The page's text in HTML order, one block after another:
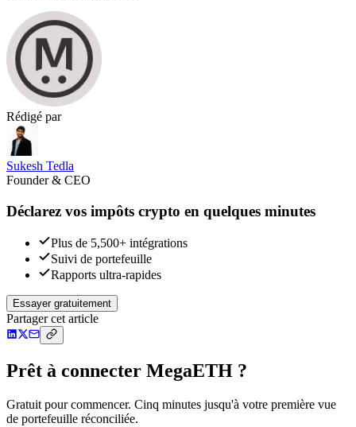
Rédigé par
Sukesh Tedla
Founder & CEO
Déclarez vos impôts crypto en quelques minutes
Plus de 5,500+ intégrations
Suivi de portefeuille
Rapports ultra-rapides
Essayer gratuitement
Partager cet article
Prêt à connecter MegaETH ?
Gratuit pour commencer. Cinq minutes jusqu'à votre première vue
de portefeuille réconciliée.